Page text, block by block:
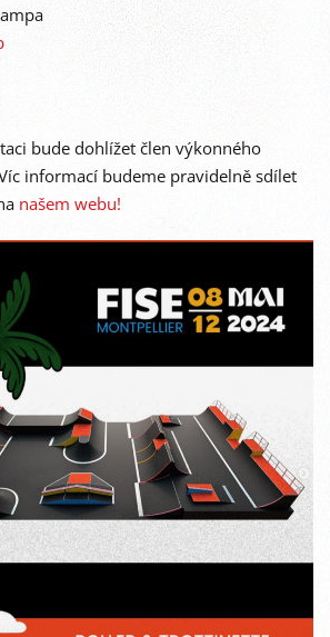
bude dohlížet člen výkonného
informací budeme pravidelně sdílet
našem webu!